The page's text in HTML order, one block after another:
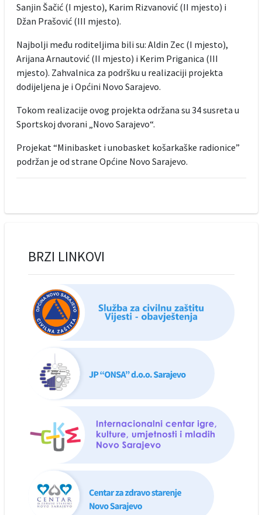
Sanjin Šačić (I mjesto), Karim Rizvanović (II mjesto) i
Džan Prašović (III mjesto).
Najbolji među roditeljima bili su: Aldin Zec (I mjesto),
Arijana Arnautović (II mjesto) i Kerim Priganica (III
mjesto). Zahvalnica za podršku u realizaciji projekta
dodijeljena je i Općini Novo Sarajevo.
Tokom realizacije ovog projekta održana su 34 susreta u
Sportskoj dvorani „Novo Sarajevo“.
Projekat “Minibasket i unobasket košarkaške radionice”
podržan je od strane Općine Novo Sarajevo.
BRZI LINKOVI